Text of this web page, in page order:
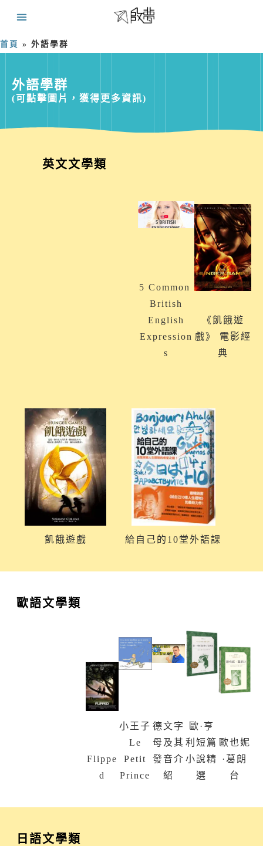
首頁 » 外語學群
外語學群
(可點擊圖片，獲得更多資訊)
英文文學類
5 Common ​
British
English
Expression
s
《飢餓遊
戲》 電影經
典
飢餓遊戲 給自己的10堂外語課
歐語文學類
Flippe
d
小王子
Le
Petit
Prince
德文字
母及其
發音介
紹
歐·亨
利短篇
小說精
選
歐也妮
·葛朗
台
日語文學類